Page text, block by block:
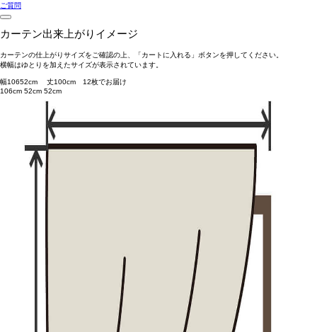
ご質問
カーテン出来上がりイメージ
カーテンの仕上がりサイズをご確認の上、「カートに入れる」ボタンを押してください。
横幅はゆとりを加えたサイズが表示されています。
幅10652cm 丈100cm 12枚でお届け
106cm 52cm 52cm